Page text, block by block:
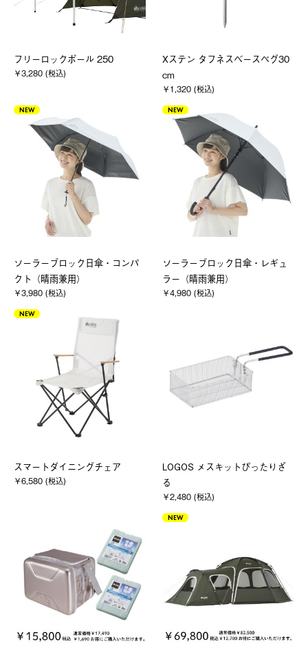
フリーロックポール 250
￥3,280 (税込)
Xステン タフネスベースペグ30
cm
￥1,320 (税込)
NEW
ソーラーブロック日傘・コンパ
クト（晴雨兼用）
￥3,980 (税込)
NEW
ソーラーブロック日傘・レギュ
ラー（晴雨兼用）
￥4,980 (税込)
NEW
スマートダイニングチェア
￥6,580 (税込)
LOGOS メスキットぴったりざ
る
￥2,480 (税込)
NEW